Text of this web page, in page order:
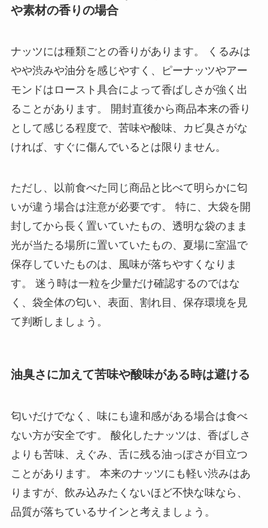
や素材の香りの場合
ナッツには種類ごとの香りがあります。 くるみは
やや渋みや油分を感じやすく、ピーナッツやアー
モンドはロースト具合によって香ばしさが強く出
ることがあります。 開封直後から商品本来の香り
として感じる程度で、苦味や酸味、カビ臭さがな
ければ、すぐに傷んでいるとは限りません。
ただし、以前食べた同じ商品と比べて明らかに匂
いが違う場合は注意が必要です。 特に、大袋を開
封してから長く置いていたもの、透明な袋のまま
光が当たる場所に置いていたもの、夏場に室温で
保存していたものは、風味が落ちやすくなりま
す。 迷う時は一粒を少量だけ確認するのではな
く、袋全体の匂い、表面、割れ目、保存環境を見
て判断しましょう。
油臭さに加えて苦味や酸味がある時は避ける
匂いだけでなく、味にも違和感がある場合は食べ
ない方が安全です。 酸化したナッツは、香ばしさ
よりも苦味、えぐみ、舌に残る油っぽさが目立つ
ことがあります。 本来のナッツにも軽い渋みはあ
りますが、飲み込みたくないほど不快な味なら、
品質が落ちているサインと考えましょう。